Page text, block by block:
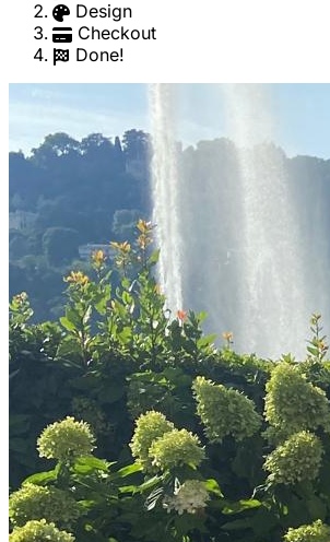
Design
Checkout
Done!